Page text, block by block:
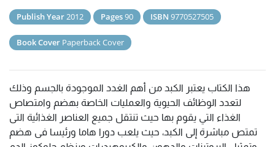
Publish Year 2012 Pages90 ISBN 9770527505
Book Cover Paperback Cover
هذا الكتاب يعتبر الكبد من أهم الغدد الموجودة بالجسم وذلك
لتعدد الوظائف الحيوية والعمليات الخاصة بهضم وامتصاص
الغذاء التي يقوم بها حيث تنتقل جميع العناصر الغذائية التى
تمتص مباشرة إلى الكبد، حيث يلعب دورا هاما ورئيسا فى هضم